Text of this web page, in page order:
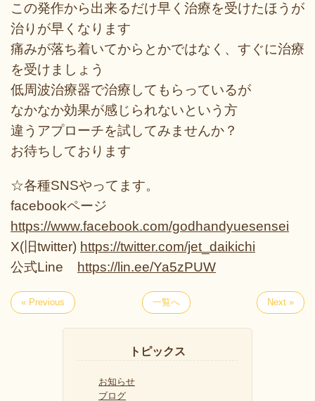
この発作から出来るだけ早く治療を受けたほうが
治りが早くなります
痛みが落ち着いてからとかではなく、すぐに治療
を受けましょう
低周波治療器で治療してもらっているが
なかなか効果が感じられないという方
違うアプローチを試してみませんか？
お待ちしております
☆各種SNSやってます。
facebookページ
https://www.facebook.com/godhandyuesensei
X(旧twitter) https://twitter.com/jet_daikichi
公式Line
https://lin.ee/Ya5zPUW
« Previous 一覧へ Next »
トピックス
お知らせ
ブログ